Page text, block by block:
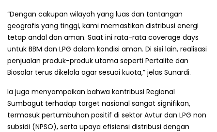
“Dengan cakupan wilayah yang luas dan tantangan
geografis yang tinggi, kami memastikan distribusi energi
tetap andal dan aman. Saat ini rata-rata coverage days
untuk BBM dan LPG dalam kondisi aman. Di sisi lain, realisasi
penjualan produk-produk utama seperti Pertalite dan
Biosolar terus dikelola agar sesuai kuota,” jelas Sunardi.
Ia juga menyampaikan bahwa kontribusi Regional
Sumbagut terhadap target nasional sangat signifikan,
termasuk pertumbuhan positif di sektor Avtur dan LPG non
subsidi (NPSO), serta upaya efisiensi distribusi dengan